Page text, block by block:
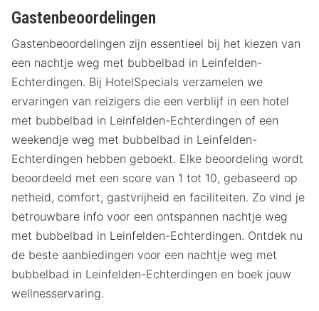
Gastenbeoordelingen
Gastenbeoordelingen zijn essentieel bij het kiezen van
een nachtje weg met bubbelbad in Leinfelden-
Echterdingen. Bij HotelSpecials verzamelen we
ervaringen van reizigers die een verblijf in een hotel
met bubbelbad in Leinfelden-Echterdingen of een
weekendje weg met bubbelbad in Leinfelden-
Echterdingen hebben geboekt. Elke beoordeling wordt
beoordeeld met een score van 1 tot 10, gebaseerd op
netheid, comfort, gastvrijheid en faciliteiten. Zo vind je
betrouwbare info voor een ontspannen nachtje weg
met bubbelbad in Leinfelden-Echterdingen. Ontdek nu
de beste aanbiedingen voor een nachtje weg met
bubbelbad in Leinfelden-Echterdingen en boek jouw
wellnesservaring.